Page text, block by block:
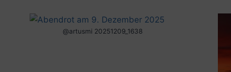
@artusmi 20251209_1638